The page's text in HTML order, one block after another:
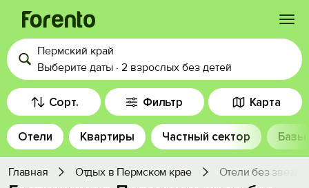
Войти
Избранное
История просмотра
Добавить свой объект
Пермский край
Выберите даты · 2 взрослых без детей
Сорт. Фильтр Карта
Отели Квартиры Частный сектор Базы
Главная Отдых в Пермском крае Отели без звезд